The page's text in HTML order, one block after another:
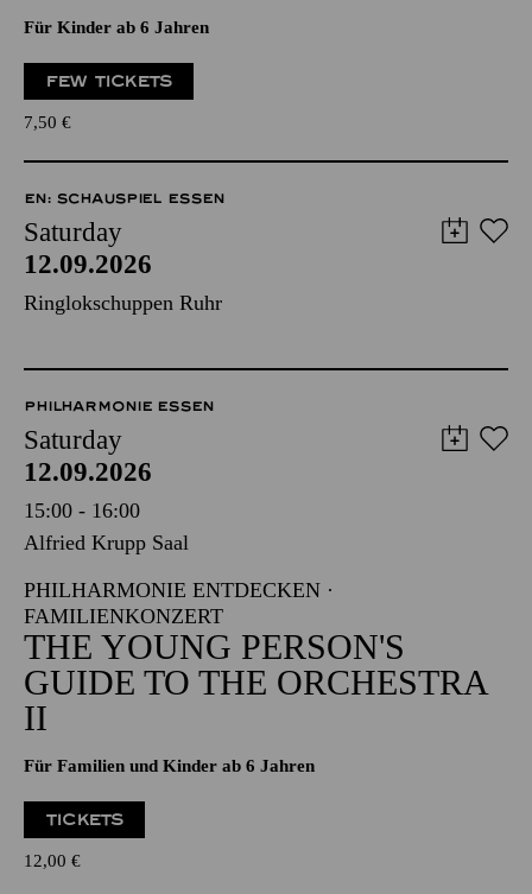
Für Kinder ab 6 Jahren
FEW TICKETS
7,50 €
EN: SCHAUSPIEL ESSEN
Saturday
12.09.2026
Ringlokschuppen Ruhr
PHILHARMONIE ESSEN
Saturday
12.09.2026
15:00 - 16:00
Alfried Krupp Saal
PHILHARMONIE ENTDECKEN ·
FAMILIENKONZERT
THE YOUNG PERSON'S
GUIDE TO THE ORCHESTRA
II
Für Familien und Kinder ab 6 Jahren
TICKETS
12,00 €